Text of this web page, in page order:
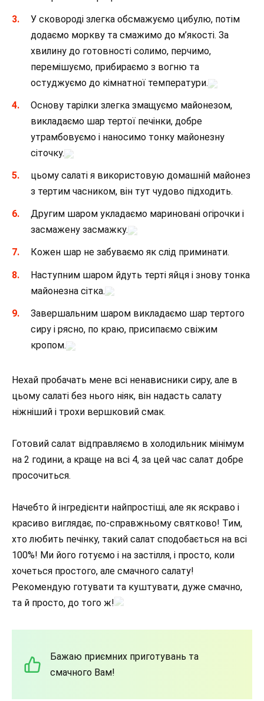
У сковороді злегка обсмажуємо цибулю, потім
додаємо моркву та смажимо до м’якості. За
хвилину до готовності солимо, перчимо,
перемішуємо, прибираємо з вогню та
остуджуємо до кімнатної температури.
Основу тарілки злегка змащуємо майонезом,
викладаємо шар тертої печінки, добре
утрамбовуємо і наносимо тонку майонезну
сіточку.
цьому салаті я використовую домашній майонез
з тертим часником, він тут чудово підходить.
Другим шаром укладаємо мариновані огірочки і
засмажену засмажку.
Кожен шар не забуваємо як слід приминати.
Наступним шаром йдуть терті яйця і знову тонка
майонезна сітка.
Завершальним шаром викладаємо шар тертого
сиру і рясно, по краю, присипаємо свіжим
кропом.
Нехай пробачать мене всі ненависники сиру, але в
цьому салаті без нього ніяк, він надасть салату
ніжніший і трохи вершковий смак.
Готовий салат відправляємо в холодильник мінімум
на 2 години, а краще на всі 4, за цей час салат добре
просочиться.
Начебто й інгредієнти найпростіші, але як яскраво і
красиво виглядає, по-справжньому святково! Тим,
хто любить печінку, такий салат сподобається на всі
100%! Ми його готуємо і на застілля, і просто, коли
хочеться простого, але смачного салату!
Рекомендую готувати та куштувати, дуже смачно,
та й просто, до того ж!
Бажаю приємних приготувань та
смачного Вам!